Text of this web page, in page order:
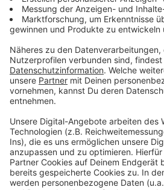
CDU Süd-Ost. Sie sagt: Die
bereit, Flüchtlinge aus der
Krisengebieten aufzunehmen.
sozialverträglich geschehen und
noch Schulen oder soziale
werden. Deshalb sollte die
Flüchtlinge dezentral erfolgen
Anzeige